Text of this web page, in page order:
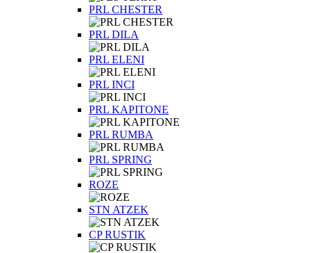
PRL CHESTER
PRL DILA
PRL ELENI
PRL INCI
PRL KAPITONE
PRL RUMBA
PRL SPRING
ROZE
STN ATZEK
СP RUSTIK